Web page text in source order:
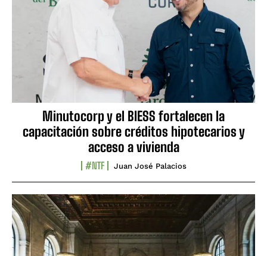
Minutocorp y el BIESS fortalecen la
capacitación sobre créditos hipotecarios y
acceso a vivienda
#NTF Juan José Palacios